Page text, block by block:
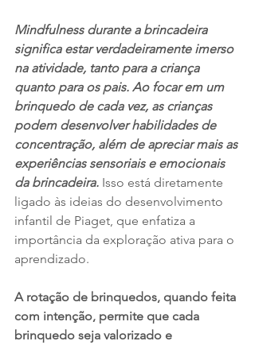
Mindfulness durante a brincadeira
significa estar verdadeiramente imerso
na atividade, tanto para a criança
quanto para os pais. Ao focar em um
brinquedo de cada vez, as crianças
podem desenvolver habilidades de
concentração, além de apreciar mais as
experiências sensoriais e emocionais
da brincadeira. Isso está diretamente
ligado às ideias do desenvolvimento
infantil de Piaget, que enfatiza a
importância da exploração ativa para o
aprendizado.
A rotação de brinquedos, quando feita
com intenção, permite que cada
brinquedo seja valorizado e